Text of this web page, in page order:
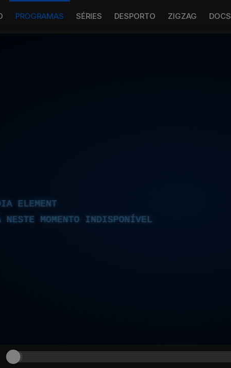
PROGRAMAS SÉRIES DESPORTO ZIGZAG DOCS
ELEMENT
NESTE MOMENTO INDISPONÍVEL